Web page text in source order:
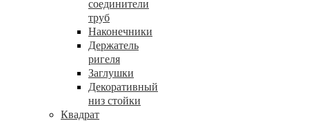
соединители
труб
Наконечники
Держатель
ригеля
Заглушки
Декоративный
низ стойки
Квадрат